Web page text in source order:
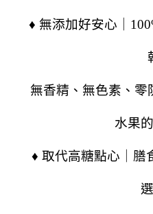
♦ 無添加好安心｜
無香精、無色素、零
水果
♦ 取代高糖點心｜膳